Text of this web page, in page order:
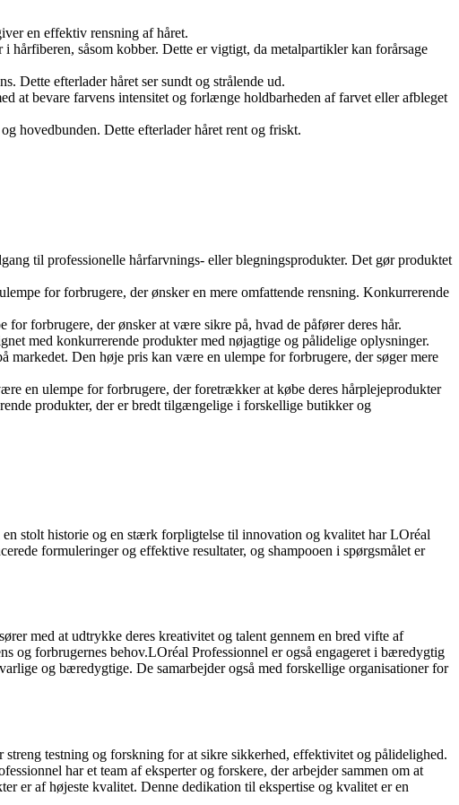
en effektiv rensning af håret.
såsom kobber. Dette er vigtigt, da metalpartikler kan forårsage
Dette efterlader håret ser sundt og strålende ud.
at bevare farvens intensitet og forlænge holdbarheden af farvet eller afbleget
hovedbunden. Dette efterlader håret rent og friskt.
til professionelle hårfarvnings- eller blegningsprodukter. Det gør produktet
for forbrugere, der ønsker en mere omfattende rensning. Konkurrerende
for forbrugere, der ønsker at være sikre på, hvad de påfører deres hår.
med konkurrerende produkter med nøjagtige og pålidelige oplysninger.
markedet. Den høje pris kan være en ulempe for forbrugere, der søger mere
en ulempe for forbrugere, der foretrækker at købe deres hårplejeprodukter
produkter, der er bredt tilgængelige i forskellige butikker og
en stolt historie og en stærk forpligtelse til innovation og kvalitet har LOréal
formuleringer og effektive resultater, og shampooen i spørgsmålet er
med at udtrykke deres kreativitet og talent gennem en bred vifte af
og forbrugernes behov.LOréal Professionnel er også engageret i bæredygtig
og bæredygtige. De samarbejder også med forskellige organisationer for
testning og forskning for at sikre sikkerhed, effektivitet og pålidelighed.
har et team af eksperter og forskere, der arbejder sammen om at
er af højeste kvalitet. Denne dedikation til ekspertise og kvalitet er en